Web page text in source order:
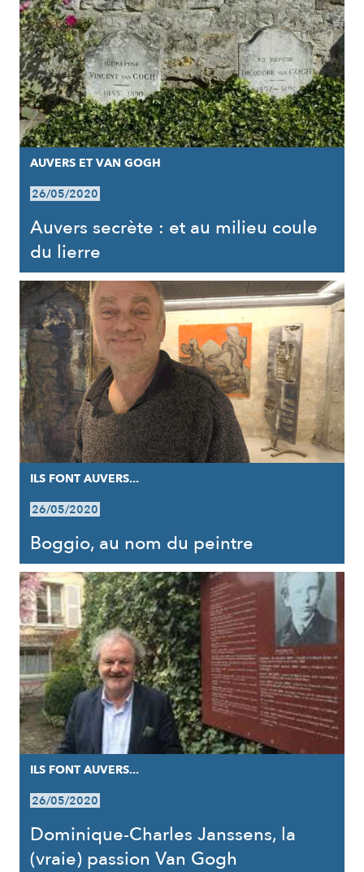
AUVERS ET VAN GOGH
26/05/2020
Auvers secrète : et au milieu coule
du lierre
ILS FONT AUVERS...
26/05/2020
Boggio, au nom du peintre
ILS FONT AUVERS...
26/05/2020
Dominique-Charles Janssens, la
(vraie) passion Van Gogh